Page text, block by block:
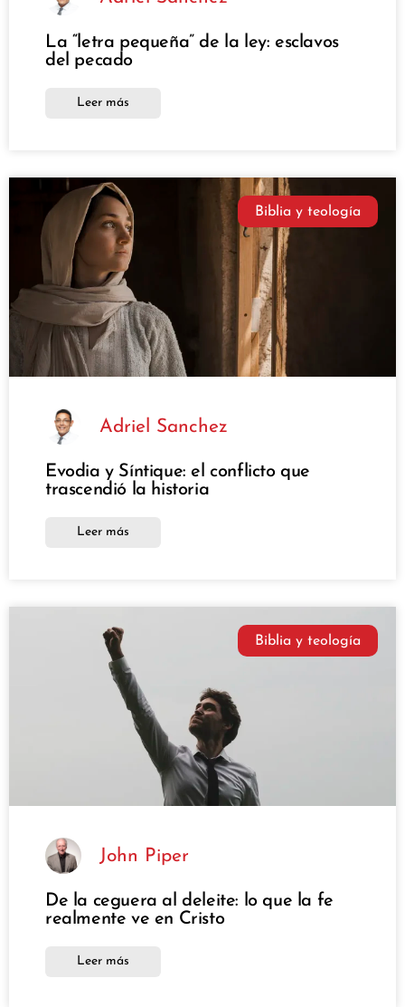
La “letra pequeña” de la ley: esclavos
del pecado
Leer más
Biblia y teología
Adriel Sanchez
Evodia y Síntique: el conflicto que
trascendió la historia
Leer más
Biblia y teología
John Piper
De la ceguera al deleite: lo que la fe
realmente ve en Cristo
Leer más